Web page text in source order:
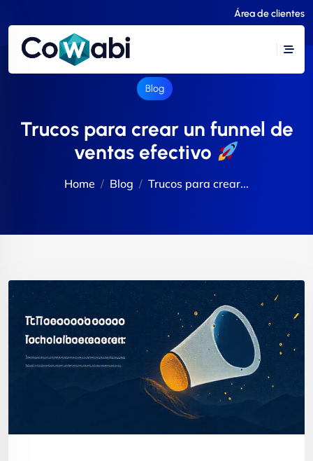
Área de clientes
Blog
Trucos para crear un funnel de
ventas efectivo
Home Blog Trucos para crear...